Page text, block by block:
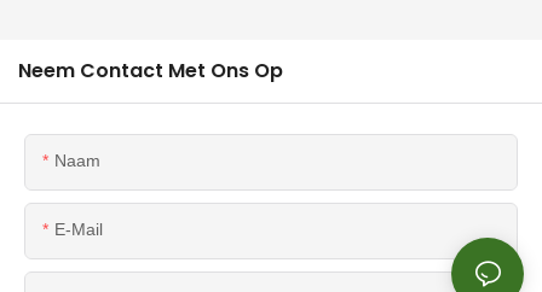
Neem Contact Met Ons Op
Naam
E-Mail